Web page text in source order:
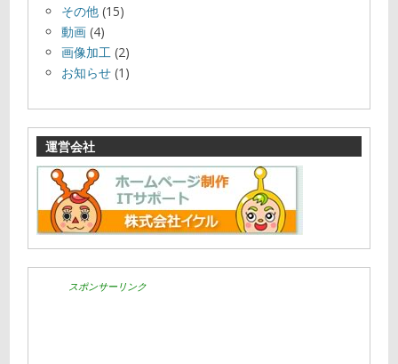
その他 (15)
動画 (4)
画像加工 (2)
お知らせ (1)
運営会社